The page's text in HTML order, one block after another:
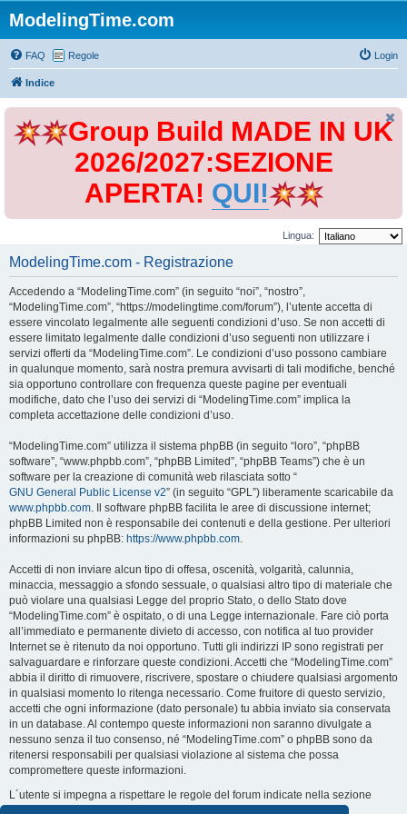
ModelingTime.com
FAQ Regole Login
Indice
Group Build MADE IN UK
2026/2027:SEZIONE
APERTA! QUI!
Lingua:
ModelingTime.com - Registrazione
Accedendo a “ModelingTime.com” (in seguito “noi”, “nostro”,
“ModelingTime.com”, “https://modelingtime.com/forum”), l’utente accetta di
essere vincolato legalmente alle seguenti condizioni d’uso. Se non accetti di
essere limitato legalmente dalle condizioni d’uso seguenti non utilizzare i
servizi offerti da “ModelingTime.com”. Le condizioni d’uso possono cambiare
in qualunque momento, sarà nostra premura avvisarti di tali modifiche, benché
sia opportuno controllare con frequenza queste pagine per eventuali
modifiche, dato che l’uso dei servizi di “ModelingTime.com” implica la
completa accettazione delle condizioni d’uso.
“ModelingTime.com” utilizza il sistema phpBB (in seguito “loro”, “phpBB
software”, “www.phpbb.com”, “phpBB Limited”, “phpBB Teams”) che è un
software per la creazione di comunità web rilasciata sotto “
GNU General Public License v2” (in seguito “GPL”) liberamente scaricabile da
www.phpbb.com. Il software phpBB facilita le aree di discussione internet;
phpBB Limited non è responsabile dei contenuti e della gestione. Per ulteriori
informazioni su phpBB: https://www.phpbb.com.
Accetti di non inviare alcun tipo di offesa, oscenità, volgarità, calunnia,
minaccia, messaggio a sfondo sessuale, o qualsiasi altro tipo di materiale che
può violare una qualsiasi Legge del proprio Stato, o dello Stato dove
“ModelingTime.com” è ospitato, o di una Legge internazionale. Fare ciò porta
all’immediato e permanente divieto di accesso, con notifica al tuo provider
Internet se è ritenuto da noi opportuno. Tutti gli indirizzi IP sono registrati per
salvaguardare e rinforzare queste condizioni. Accetti che “ModelingTime.com”
abbia il diritto di rimuovere, riscrivere, spostare o chiudere qualsiasi argomento
in qualsiasi momento lo ritenga necessario. Come fruitore di questo servizio,
accetti che ogni informazione (dato personale) tu abbia inviato sia conservata
in un database. Al contempo queste informazioni non saranno divulgate a
nessuno senza il tuo consenso, né “ModelingTime.com” o phpBB sono da
ritenersi responsabili per qualsiasi violazione al sistema che possa
compromettere queste informazioni.
L´utente si impegna a rispettare le regole del forum indicate nella sezione